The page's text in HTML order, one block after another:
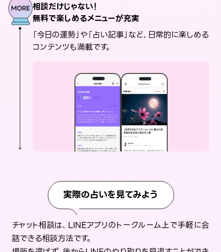
相談だけじゃない！
無料で楽しめるメニューが充実
「今日の運勢」や「占い記事」など、日常的に楽しめる
コンテンツも満載です。
実際の占いを見てみよう
チャット相談は、LINEアプリのトークルーム上で手軽に会
話できる相談方法です。